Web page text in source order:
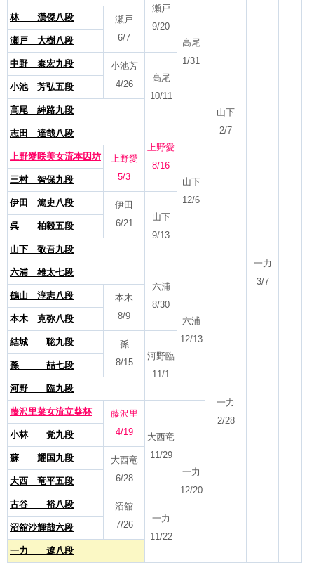
瀬戸
9/20
高尾
1/31
山下
2/7
一力
3/7
林 漢傑八段
瀬戸
6/7
瀬戸 大樹八段
中野 泰宏九段
小池芳
4/26
高尾
10/11
小池 芳弘五段
高尾 紳路九段
志田 達哉八段
上野愛
8/16
山下
12/6
上野愛咲美女流本因坊
上野愛
5/3
三村 智保九段
伊田 篤史八段
伊田
6/21
山下
9/13
呉 柏毅五段
山下 敬吾九段
六浦 雄太七段
六浦
8/30
六浦
12/13
一力
2/28
鶴山 淳志八段
本木
8/9
本木 克弥八段
結城 聡九段
孫
8/15
河野臨
11/1
孫 喆七段
河野 臨九段
藤沢里菜女流立葵杯
藤沢里
4/19
大西竜
11/29
一力
12/20
小林 覚九段
蘇 耀国九段
大西竜
6/28
大西 竜平五段
古谷 裕八段
沼舘
7/26
一力
11/22
沼舘沙輝哉六段
一力 遼八段